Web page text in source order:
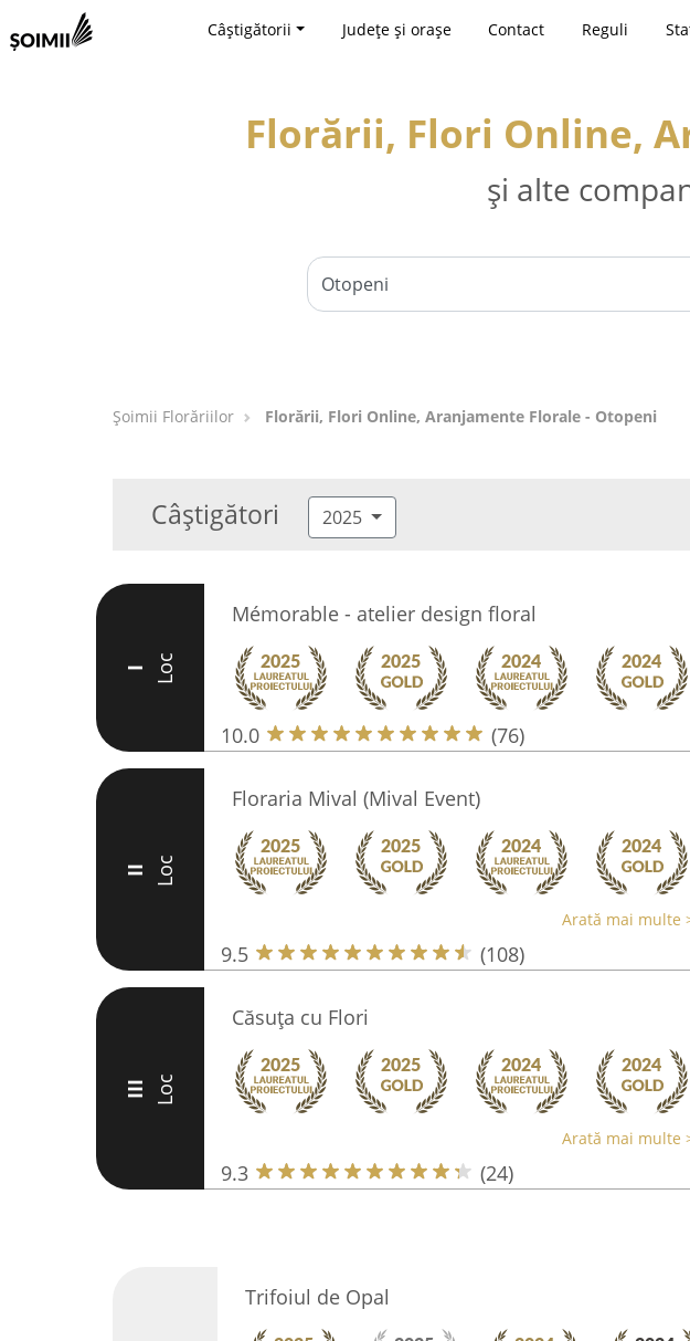
Câștigătorii Județe și orașe Contact Reguli
Florării, Flori Online,
și alte
Șoimii Florăriilor Florării, Flori Online, Aranjamente Florale - Otopeni
Câștigători 2025
I Loc
Mémorable - atelier design floral
10.0 (76)
II Loc
Floraria Mival (Mival Event)
Arată mai multe
9.5 (108)
III Loc
Căsuța cu Flori
Arată mai multe
9.3 (24)
Trifoiul de Opal